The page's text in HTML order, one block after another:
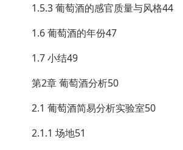
1.5.3 葡萄酒的感官质量与风格44
1.6 葡萄酒的年份47
1.7 小结49
第2章 葡萄酒分析50
2.1 葡萄酒简易分析实验室50
2.1.1 场地51